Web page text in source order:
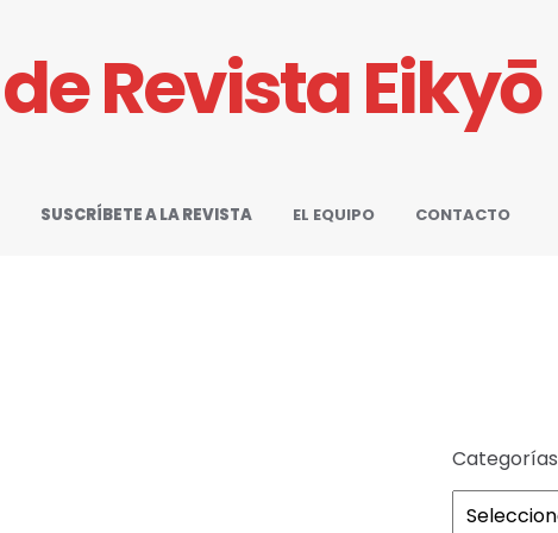
Revista Eikyō
SUSCRÍBETE A LA REVISTA EL EQUIPO
CONTACTO
Categorías